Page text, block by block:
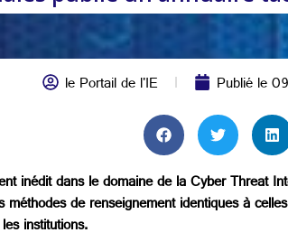
le Portail de l'IE Publié le
inédit dans le domaine de la Cyber Threat
de renseignement identiques à
institutions.